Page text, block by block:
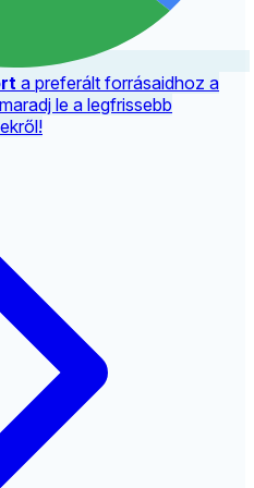
a preferált forrásaidhoz a
le a legfrissebb